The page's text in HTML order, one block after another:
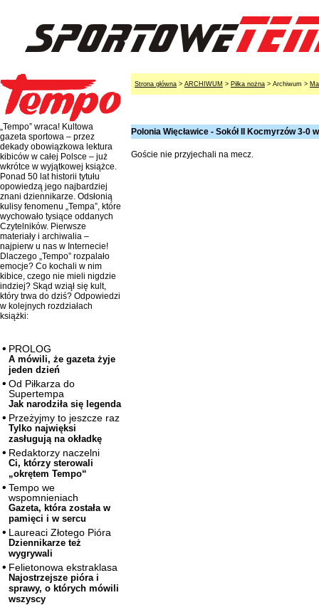
„Tempo” wraca! Kultowa
gazeta sportowa – przez
dekady obowiązkowa lektura
kibiców w całej Polsce – już
wkrótce w wyjątkowej książce.
Ponad 50 lat historii tytułu
opowiedzą jego najbardziej
znani dziennikarze. Odsłonią
kulisy fenomenu „Tempa”, które
wychowało tysiące oddanych
Czytelników. Pierwsze
materiały i archiwalia –
najpierw u nas w Internecie!
Dlaczego „Tempo” rozpalało
emocje? Co kochali w nim
kibice, czego nie mieli nigdzie
indziej? Skąd wziął się kult,
który trwa do dziś? Odpowiedzi
w kolejnych rozdziałach
książki:
PROLOG
A mówili, że gazeta żyje
jeden dzień
Od Piłkarza do
Supertempa
Jak narodziła się legenda
Przeżyjmy to jeszcze raz
Tylko najwięksi
zasługują na okładkę
Redaktorzy naczelni
Ci, którzy sterowali
„okrętem Tempo“
Tempo we
wspomnieniach
Gazeta, która została w
pamięci i w sercu
Laureaci Złotego Pióra
Dziennikarze też
wygrywali
Felietonowa ekstraklasa
Najostrzejsze pióra i
sprawy, o których mówili
wszyscy
Strona główna > ARCHIWUM > Piłka nożna > Archiwum >
Polonia Więcławice - Sokół II Kocmyrzów 3-0
Goście nie przyjechali na mecz.